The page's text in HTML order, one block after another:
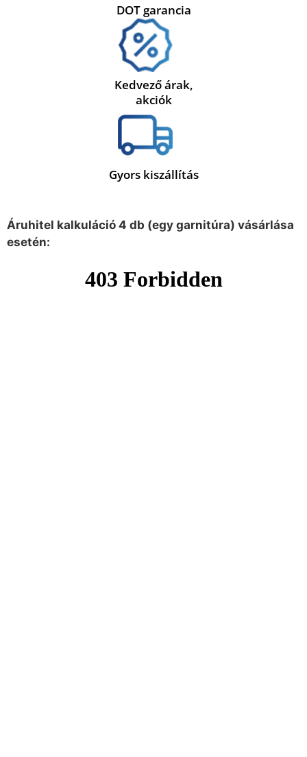
DOT garancia
Kedvező árak,
akciók
Gyors kiszállítás
Áruhitel kalkuláció 4 db (egy garnitúra) vásárlása
esetén: